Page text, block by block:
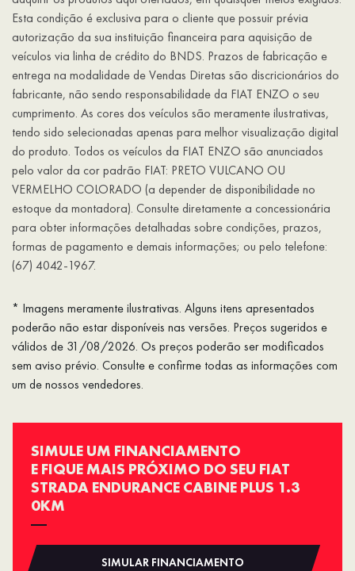
Esta condição é exclusiva para o cliente que possuir prévia
autorização da sua instituição financeira para aquisição de
veículos via linha de crédito do BNDS. Prazos de fabricação e
entrega na modalidade de Vendas Diretas são discricionários do
fabricante, não sendo responsabilidade da FIAT ENZO o seu
cumprimento. As cores dos veículos são meramente ilustrativas,
tendo sido selecionadas apenas para melhor visualização digital
do produto. Todos os veículos da FIAT ENZO são anunciados
pelo valor da cor padrão FIAT: PRETO VULCANO OU
VERMELHO COLORADO (a depender de disponibilidade no
estoque da montadora). Consulte diretamente a concessionária
para obter informações detalhadas sobre condições, prazos,
formas de pagamento e demais informações; ou pelo telefone:
(67) 4042-1967.
* Imagens meramente ilustrativas. Alguns itens apresentados
poderão não estar disponíveis nas versões. Preços sugeridos e
válidos de 31/08/2026. Os preços poderão ser modificados
sem aviso prévio. Consulte e confirme todas as informações com
um de nossos vendedores.
SIMULE UM FINANCIAMENTO
E FIQUE MAIS PRÓXIMO DO SEU FIAT
STRADA ENDURANCE CABINE PLUS 1.3
0KM
SIMULAR FINANCIAMENTO